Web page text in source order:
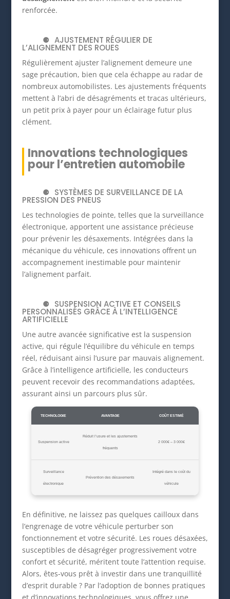
renforcée.
AJUSTEMENT RÉGULIER DE
L’ALIGNEMENT DES ROUES
Régulièrement ajuster l’alignement demeure une
sage précaution, bien que cela échappe au radar de
nombreux automobilistes. Les ajustements fréquents
mettent à l’abri de désagréments et tracas ultérieurs,
un petit prix à payer pour un éclairage futur plus
clément.
Innovations technologiques
pour l’entretien automobile
SYSTÈMES DE SURVEILLANCE DE LA
PRESSION DES PNEUS
Les technologies de pointe, telles que la surveillance
électronique, apportent une assistance précieuse
pour prévenir les désaxements. Intégrées dans la
mécanique du véhicule, ces innovations offrent un
accompagnement inestimable pour maintenir
l’alignement parfait.
SUSPENSION ACTIVE ET CONSEILS
PERSONNALISÉS GRÂCE À L’INTELLIGENCE
ARTIFICIELLE
Une autre avancée significative est la suspension
active, qui régule l’équilibre du véhicule en temps
réel, réduisant ainsi l’usure par mauvais alignement.
Grâce à l’intelligence artificielle, les conducteurs
peuvent recevoir des recommandations adaptées,
assurant ainsi un parcours plus sûr.
TECHNOLOGIE AVANTAGE COÛT ESTIMÉ
Suspension active
Réduit l’usure et les ajustements
fréquents
2 000€ – 3 000€
Surveillance
électronique
Prévention des désaxements
Intégré dans le coût du
véhicule
En définitive, ne laissez pas quelques cailloux dans
l’engrenage de votre véhicule perturber son
fonctionnement et votre sécurité. Les roues désaxées,
susceptibles de désagréger progressivement votre
confort et sécurité, méritent toute l’attention requise.
Alors, êtes-vous prêt à investir dans une tranquillité
d’esprit durable ? Par l’adoption de bonnes pratiques
et d’innovations technologiques, vous offrez une